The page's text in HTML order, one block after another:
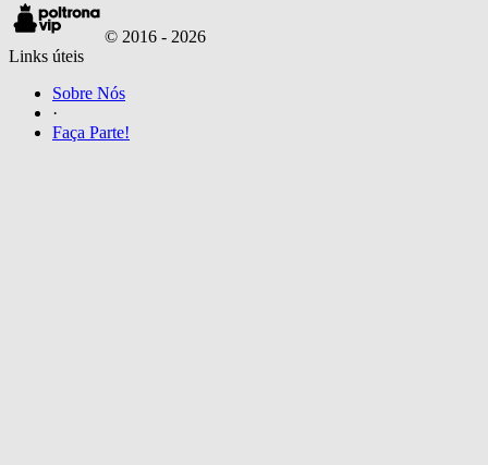
© 2016 - 2026
Links úteis
Sobre Nós
·
Faça Parte!